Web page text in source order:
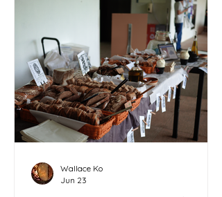
酸種麵包與升糖指數
Wallace Ko
Jun 23